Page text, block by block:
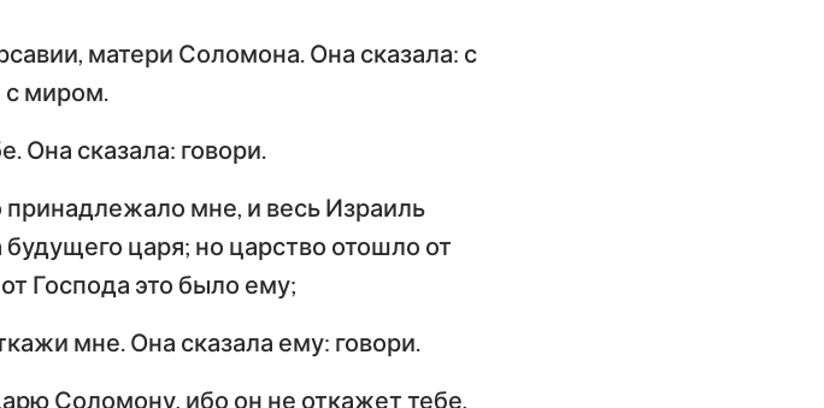
матери Соломона. Она сказала: с
с миром.
Она сказала: говори.
принадлежало мне, и весь Израиль
царя; но царство отошло от
Господа это было ему;
мне. Она сказала ему: говори.
Соломону, ибо он не откажет тебе,